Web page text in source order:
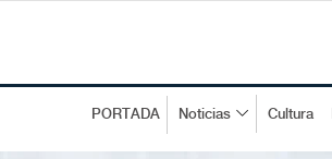
PORTADA Noticias Cultura